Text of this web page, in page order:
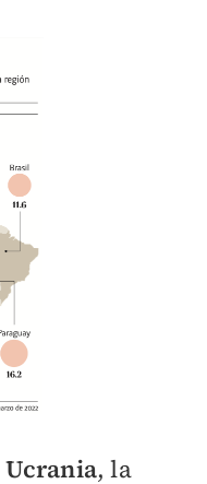
Ucrania, la